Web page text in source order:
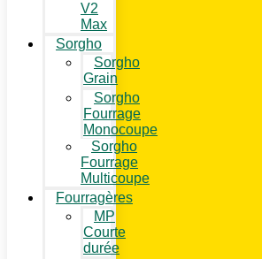
V2
Max
Sorgho
Sorgho
Grain
Sorgho
Fourrage
Monocoupe
Sorgho
Fourrage
Multicoupe
Fourragères
MP
Courte
durée